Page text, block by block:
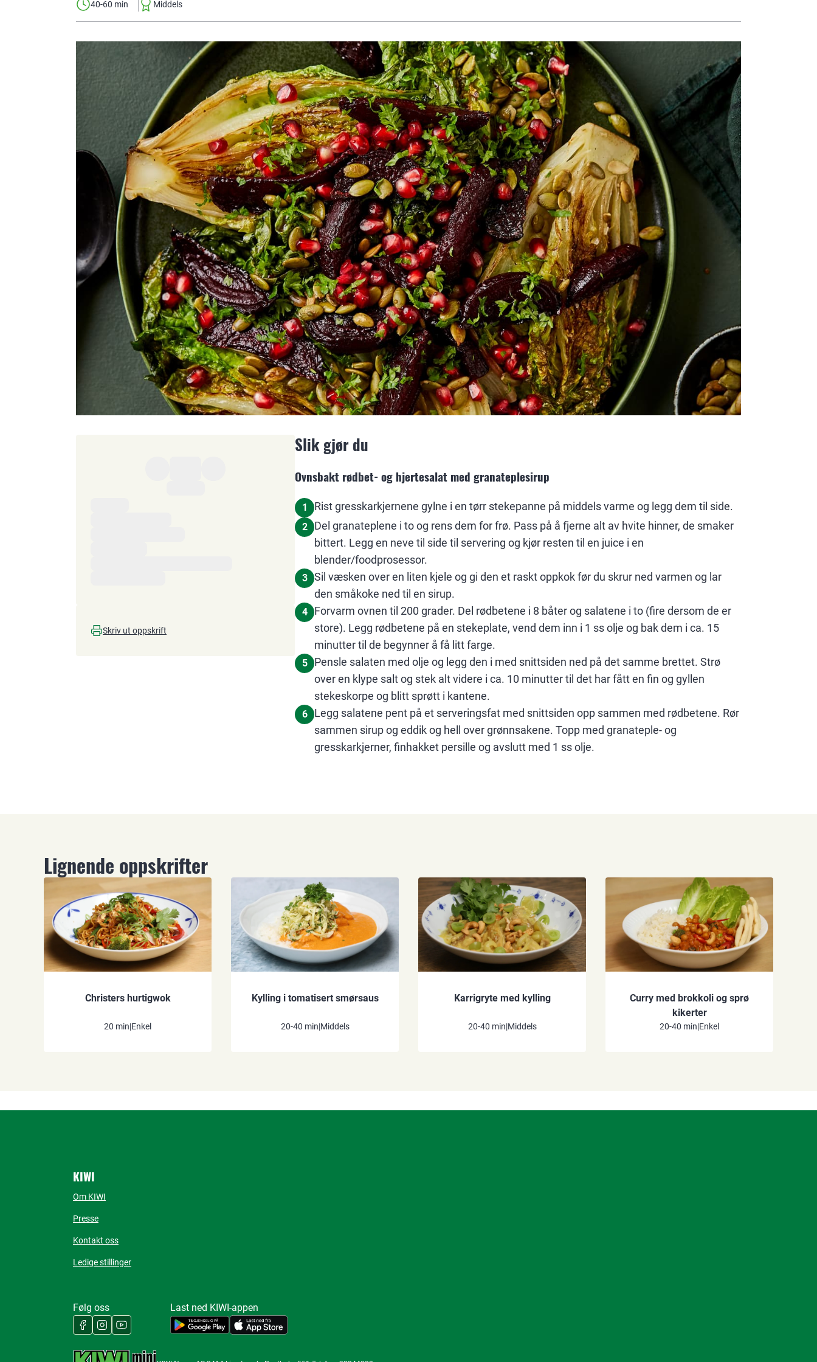
40-60 min Middels
Skriv ut oppskrift
Slik gjør du
Ovnsbakt rødbet- og hjertesalat med granateplesirup
1 Rist gresskarkjernene gylne i en tørr stekepanne på middels varme og legg dem til side.
2
Del granateplene i to og rens dem for frø. Pass på å fjerne alt av hvite hinner, de smaker
bittert. Legg en neve til side til servering og kjør resten til en juice i en
blender/foodprosessor.
3
Sil væsken over en liten kjele og gi den et raskt oppkok før du skrur ned varmen og lar
den småkoke ned til en sirup.
4
Forvarm ovnen til 200 grader. Del rødbetene i 8 båter og salatene i to (fire dersom de er
store). Legg rødbetene på en stekeplate, vend dem inn i 1 ss olje og bak dem i ca. 15
minutter til de begynner å få litt farge.
5
Pensle salaten med olje og legg den i med snittsiden ned på det samme brettet. Strø
over en klype salt og stek alt videre i ca. 10 minutter til det har fått en fin og gyllen
stekeskorpe og blitt sprøtt i kantene.
6
Legg salatene pent på et serveringsfat med snittsiden opp sammen med rødbetene. Rør
sammen sirup og eddik og hell over grønnsakene. Topp med granateple- og
gresskarkjerner, finhakket persille og avslutt med 1 ss olje.
Lignende oppskrifter
Christers hurtigwok
20 min|Enkel
Kylling i tomatisert smørsaus
20-40 min|Middels
Karrigryte med kylling
20-40 min|Middels
Curry med brokkoli og sprø
kikerter
20-40 min|Enkel
KIWI
Om KIWI
Presse
Kontakt oss
Ledige stillinger
Følg oss Last ned KIWI-appen